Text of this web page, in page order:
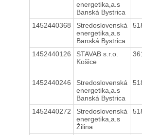
energetika,a.s
Banská Bystrica
1452440368
Stredoslovenská
energetika,a.s
Banská Bystrica
1452440126
STAVAB s.r.o.
Košice
1452440246
Stredoslovenská
energetika,a.s
Banská Bystrica
1452440272
Stredoslovenská
energetika,a.s
Žilina